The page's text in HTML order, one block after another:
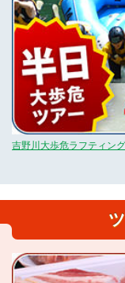
吉野川大歩危ラフティン